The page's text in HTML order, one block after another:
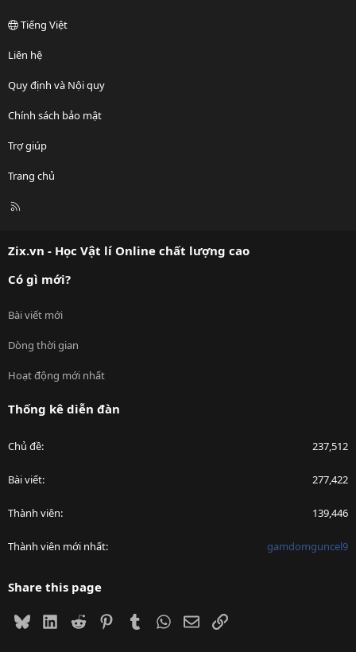
Tiếng Việt
Liên hệ
Quy định và Nội quy
Chính sách bảo mật
Trợ giúp
Trang chủ
R
Zix.vn - Học Vật lí Online chất lượng cao
Có gì mới?
Bài viết mới
Dòng thời gian
Hoạt động mới nhất
Thống kê diễn đàn
Chủ đề 237,512
Bài viết 277,422
Thành viên 139,446
Thành viên mới nhất gamdomguncel9
Share this page
BlueskyLinkedIn
Reddit PinterestTumblrWhatsApp
EmailLink